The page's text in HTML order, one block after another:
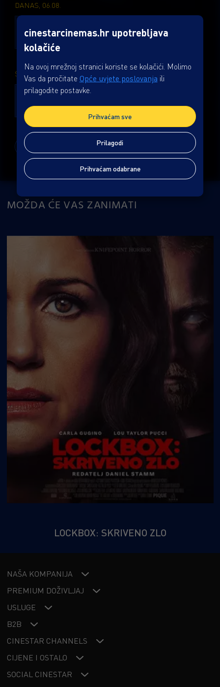
DANAS, 06.08.
18:15
Dvorana 5
21:30
SUTRA, 07.08.
TITL
Dvorana 5
Prikaži ostale dane
MOŽDA ĆE VAS ZANIMATI
LOCKBOX: SKRIVENO ZLO
NAŠA KOMPANIJA
PREMIUM DOŽIVLJAJ
USLUGE
B2B
CINESTAR CHANNELS
CIJENE I OSTALO
SOCIAL CINESTAR
cinestarcinemas.hr upotrebljava
kolačiće
Na ovoj mrežnoj stranici koriste se kolačići. Molimo
Vas da pročitate Opće uvjete poslovanja ili
prilagodite postavke.
Prihvaćam odabrane
Prilagodi
Prihvaćam sve